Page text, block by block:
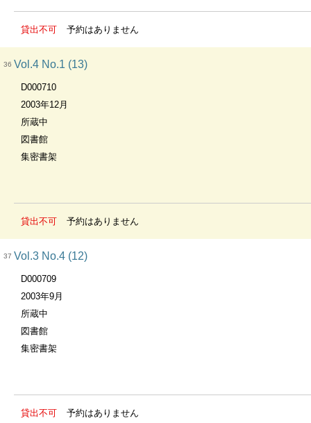
貸出不可 予約はありません
36 Vol.4 No.1 (13)
D000710
2003年12月
所蔵中
図書館
集密書架
貸出不可 予約はありません
37 Vol.3 No.4 (12)
D000709
2003年9月
所蔵中
図書館
集密書架
貸出不可 予約はありません